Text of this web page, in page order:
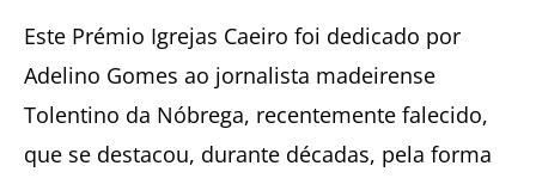
Este Prémio Igrejas Caeiro foi dedicado por
Adelino Gomes ao jornalista madeirense
Tolentino da Nóbrega, recentemente falecido,
que se destacou, durante décadas, pela forma